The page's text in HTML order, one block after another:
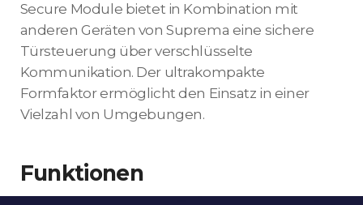
Secure Module bietet in Kombination mit
anderen Geräten von Suprema eine sichere
Türsteuerung über verschlüsselte
Kommunikation. Der ultrakompakte
Formfaktor ermöglicht den Einsatz in einer
Vielzahl von Umgebungen.
Funktionen